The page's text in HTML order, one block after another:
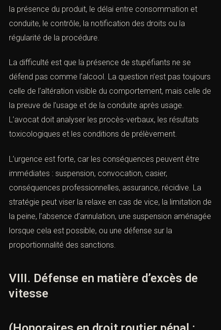
Laconduite après usage de stupéfiantsest
particulièrement technique. La défense peut porter sur le
dépistage salivaire, le prélèvement, l’analyse, la
consommation et conduite, le contrôle, la notification
des droits ou la régularité de la procédure.
La difficulté est que la présence de stupéfiants ne se
défend pas comme l’alcool. La question n’est pas
toujours celle de l’altération visible du comportement,
après usage. L’avocat doit analyser les procès-verbaux,
les résultats toxicologiques et les conditions de
prélèvement.
L’urgence est forte, car les conséquences peuvent être
immédiates : suspension, convocation, casier,
conséquences professionnelles, assurance, récidive. La
de la peine, l’absence d’annulation, une suspension
aménagée lorsque cela est possible, ou une défense sur